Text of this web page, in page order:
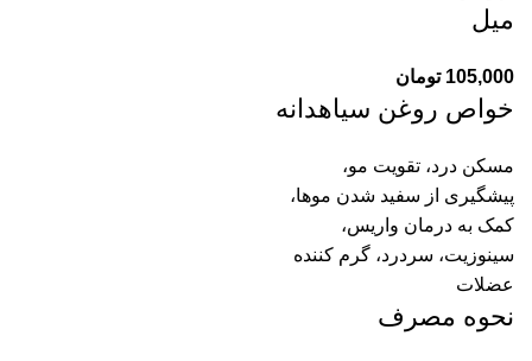
میل
105,000 تومان
خواص روغن سیاهدانه
مسکن درد، تقویت مو،
پیشگیری از سفید شدن موها،
کمک به درمان واریس،
سینوزیت، سردرد، گرم کننده
عضلات
نحوه مصرف